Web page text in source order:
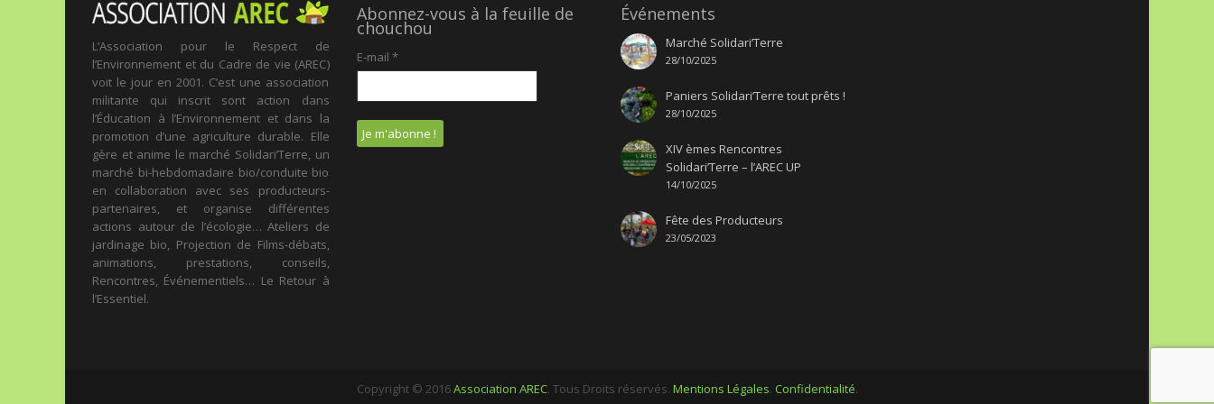
L’Association pour le Respect de
l’Environnement et du Cadre de vie (AREC)
voit le jour en 2001. C’est une association
militante qui inscrit sont action dans
l’Éducation à l’Environnement et dans la
promotion d’une agriculture durable. Elle
gère et anime le marché Solidari’Terre, un
marché bi-hebdomadaire bio/conduite bio
en collaboration avec ses producteurs-
partenaires, et organise différentes
actions autour de l’écologie… Ateliers de
jardinage bio, Projection de Films-débats,
animations, prestations, conseils,
Rencontres, Événementiels… Le Retour à
l’Essentiel.
Abonnez-vous à la feuille de
chouchou
E-mail *
Événements
Marché Solidari’Terre
28/10/2025
Paniers Solidari’Terre tout prêts !
28/10/2025
XIV èmes Rencontres
Solidari’Terre – l’AREC UP
14/10/2025
Fête des Producteurs
23/05/2023
Copyright © 2016Association AREC. Tous Droits réservés. Mentions Légales. Confidentialité.